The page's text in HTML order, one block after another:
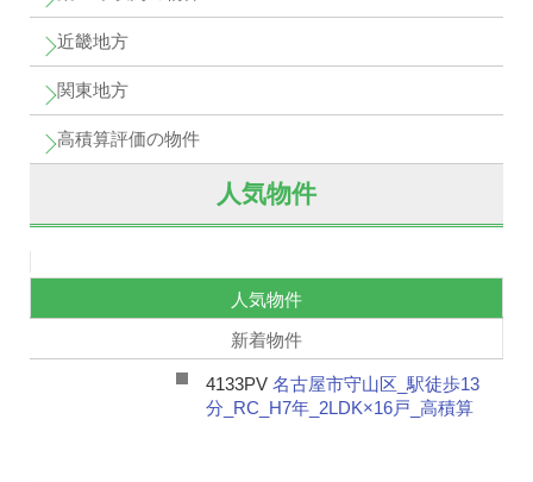
近畿地方
関東地方
高積算評価の物件
人気物件
人気物件
新着物件
4133PV 名古屋市守山区_駅徒歩13
分_RC_H7年_2LDK×16戸_高積算